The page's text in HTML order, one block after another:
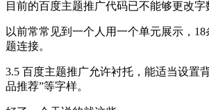
目前的百度主题推广代码已不能够更改字
以前常常见到一个人用一个单元展示，
题连接。
3.5 百度主题推广允许衬托，能适当设置
品推荐”等字样。